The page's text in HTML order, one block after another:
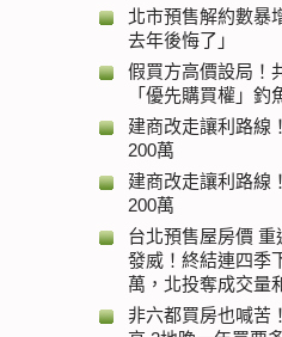
北市預售解約數暴
去年後悔了」
假買方高價設局！
「優先購買權」釣
建商改走讓利路線
200萬
建商改走讓利路線
200萬
台北預售屋房價
發威！終結連四季
萬，北投奪成交量
非六都買房也喊苦